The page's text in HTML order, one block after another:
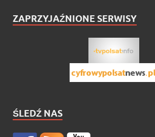
ZAPRZYJAŹNIONE SERWISY
ŚLEDŹ NAS